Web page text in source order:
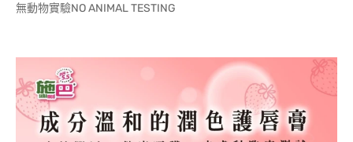
無動物實驗NO ANIMAL TESTING